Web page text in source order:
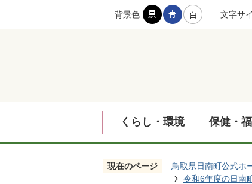
背景色 文字サ
くらし・環境 保健・
現在のページ 鳥取県日南町公式ホ
令和6年度の日南